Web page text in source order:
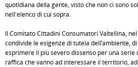
quotidiana della gente, visto che non ci sono
nell'elenco di cui sopra.
Il Comitato Cittadini Consumatori Valtellina,
condivide le esigenze di tutela dell’ambiente,
esprimere il più severo dissenso per una
raffica che vanno ad interessare il territorio,